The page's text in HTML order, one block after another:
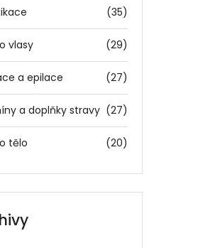
(35)
vlasy (29)
a epilace (27)
a doplňky stravy (27)
tělo (20)